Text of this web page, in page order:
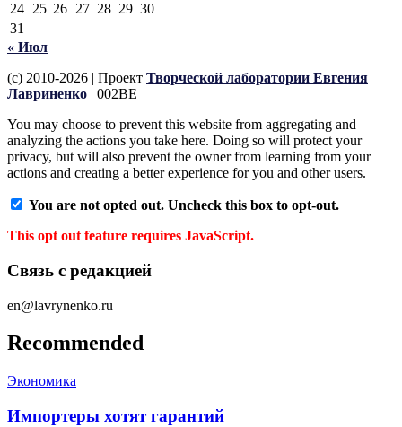
24 25 26 27 28 29 30
31
« Июл
(c) 2010-2026 | Проект Творческой лаборатории Евгения
Лавриненко | 002BE
You may choose to prevent this website from aggregating and
analyzing the actions you take here. Doing so will protect your
privacy, but will also prevent the owner from learning from your
actions and creating a better experience for you and other users.
You are not opted out. Uncheck this box to opt-out.
This opt out feature requires JavaScript.
Связь с редакцией
en@lavrynenko.ru
Recommended
Экономика
Импортеры хотят гарантий